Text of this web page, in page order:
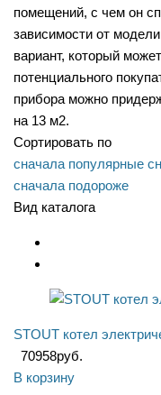
помещений, с чем он
зависимости от
вариант, который
потенциального
прибора можно
на 13 м2.
Сортировать по
сначала популярные
сначала подороже
Вид каталога
STOUT котел
70958руб.
В корзину